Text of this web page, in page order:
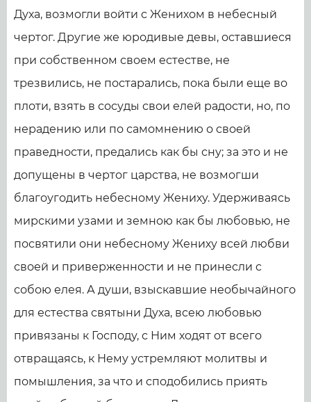
Духа, возмогли войти с Женихом в небесный
чертог. Другие же юродивые девы, оставшиеся
при собственном своем естестве, не
трезвились, не постарались, пока были еще во
плоти, взять в сосуды свои елей радости, но, по
нерадению или по самомнению о своей
праведности, предались как бы сну; за это и не
допущены в чертог царства, не возмогши
благоугодить небесному Жениху. Удерживаясь
мирскими узами и земною как бы любовью, не
посвятили они небесному Жениху всей любви
своей и приверженности и не принесли с
собою елея. А души, взыскавшие необычайного
для естества святыни Духа, всею любовью
привязаны к Господу, с Ним ходят от всего
отвращаясь, к Нему устремляют молитвы и
помышления, за что и сподо­бились приять